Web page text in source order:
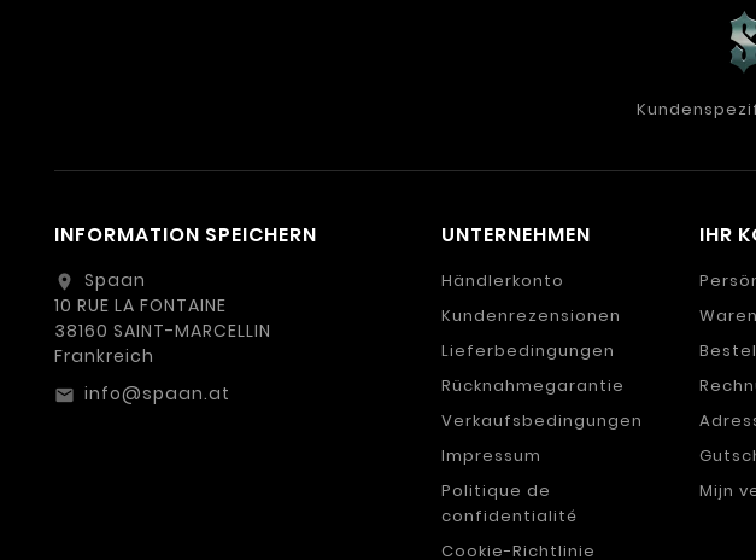
INFORMATION SPEICHERN
location_on
Spaan
10 RUE LA FONTAINE
38160 SAINT-MARCELLIN
Frankreich
email info@spaan.at
UNTERNEHMEN
Händlerkonto
Kundenrezensionen
Lieferbedingungen
Rücknahmegarantie
Verkaufsbedingungen
Impressum
Politique de
confidentialité
Cookie-Richtlinie
IHR
Mijn